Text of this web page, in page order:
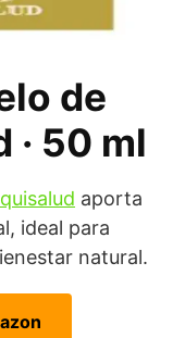
de
· 50 ml
aporta
ideal para
natural.